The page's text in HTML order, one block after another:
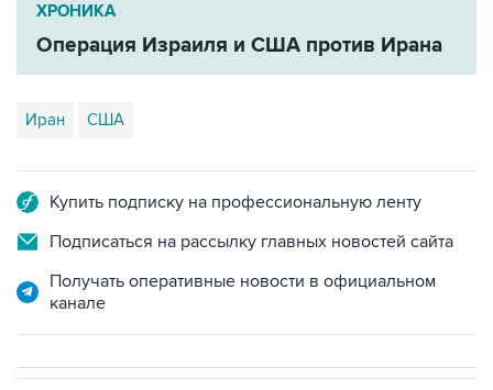
ХРОНИКА
Операция Израиля и США против Ирана
Иран США
Купить подписку на профессиональную ленту
Подписаться на рассылку главных новостей сайта
Получать оперативные новости в официальном
канале